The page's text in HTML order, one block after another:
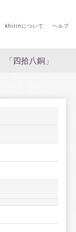
khirinについて ヘルプ
「四拾八銅」